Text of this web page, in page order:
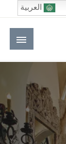
العربية